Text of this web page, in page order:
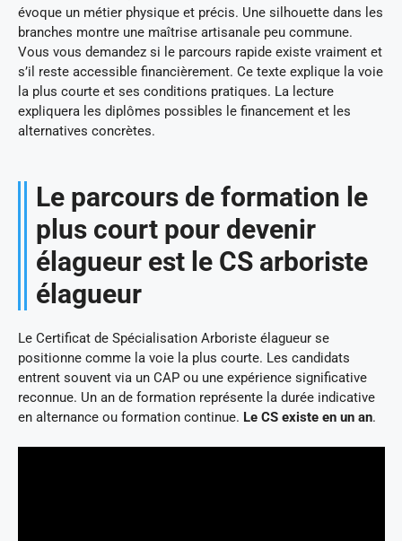
évoque un métier physique et précis. Une silhouette dans les
branches montre une maîtrise artisanale peu commune.
Vous vous demandez si le parcours rapide existe vraiment et
s’il reste accessible financièrement. Ce texte explique la voie
la plus courte et ses conditions pratiques. La lecture
expliquera les diplômes possibles le financement et les
alternatives concrètes.
Le parcours de formation le
plus court pour devenir
élagueur est le CS arboriste
élagueur
Le Certificat de Spécialisation Arboriste élagueur se
positionne comme la voie la plus courte. Les candidats
entrent souvent via un CAP ou une expérience significative
reconnue. Un an de formation représente la durée indicative
en alternance ou formation continue. Le CS existe en un an.